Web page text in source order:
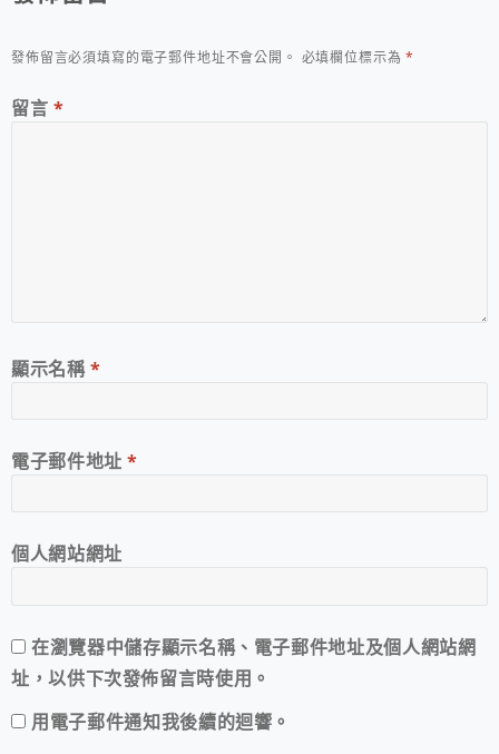
發佈留言必須填寫的電子郵件地址不會公開。 必填欄位標示為*
留言 *
顯示名稱*
電子郵件地址*
個人網站網址
在瀏覽器中儲存顯示名稱、電子郵件地址及個人網站網
址，以供下次發佈留言時使用。
用電子郵件通知我後續的迴響。